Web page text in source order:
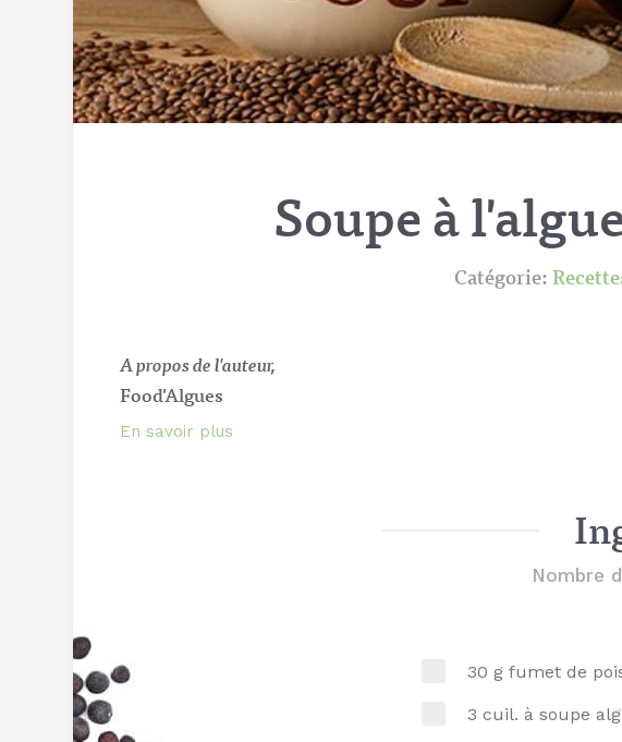
Soupe à
Catégorie:
Nombre
30 g fumet de
3 cuil. à soupe
A propos de l'auteur,
Food'Algues
En savoir plus